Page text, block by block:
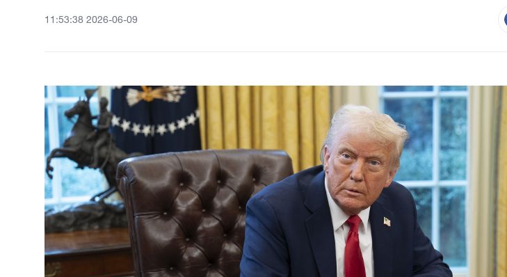
11:53:38 2026-06-09